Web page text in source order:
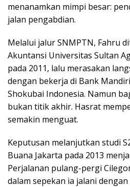
menanamkan mimpi besar:
jalan pengabdian.
Melalui jalur SNMPTN, Fahru
Akuntansi Universitas Sultan
pada 2011, lalu merasakan
dengan bekerja di Bank
Shokubai Indonesia. Namun
bukan titik akhir. Hasrat
semakin menguat.
Keputusan melanjutkan studi
Buana Jakarta pada 2013
Perjalanan pulang-pergi
dalam sepekan ia jalani